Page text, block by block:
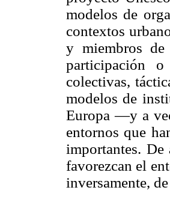
modelos de
contextos
y miembros
participación
colectivas,
modelos de
Europa —y a
entornos que
importantes.
favorezcan el
inversamente,